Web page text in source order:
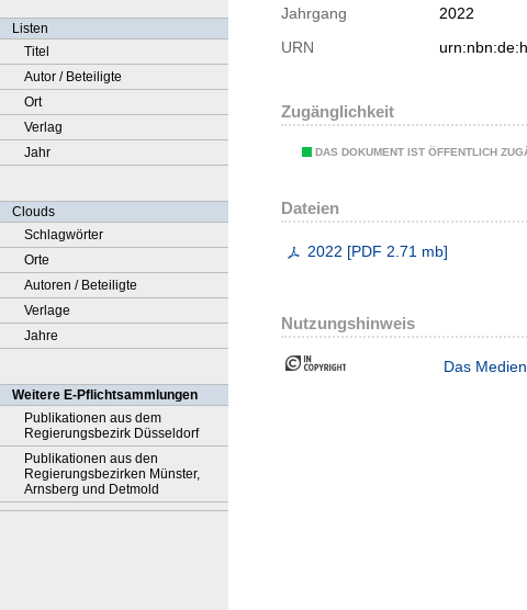
Listen
Titel
Autor / Beteiligte
Ort
Verlag
Jahr
Clouds
Schlagwörter
Orte
Autoren / Beteiligte
Verlage
Jahre
Weitere E-Pflichtsammlungen
Publikationen aus dem
Regierungsbezirk Düsseldorf
Publikationen aus den
Regierungsbezirken Münster,
Arnsberg und Detmold
Jahrgang
2022
URN
Zugänglichkeit
DAS DOKUMENT IST ÖFFENTLICH
Dateien
2022 [PDF 2.71 mb]
Nutzungshinweis
Das